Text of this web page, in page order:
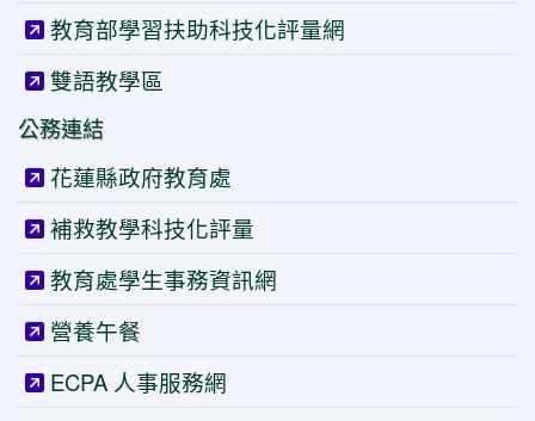
教育部學習扶助科技化評量網
雙語教學區
公務連結
花蓮縣政府教育處
補救教學科技化評量
教育處學生事務資訊網
營養午餐
ECPA 人事服務網